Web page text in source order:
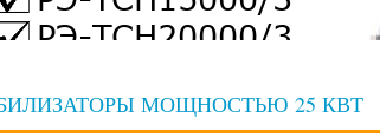
МОЩНОСТЬЮ 25 КВТ